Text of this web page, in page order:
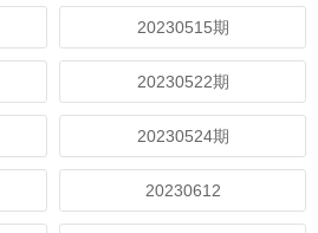
20230515期
20230522期
20230524期
20230612